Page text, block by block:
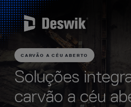
CARVÃO A CÉU ABERTO
Soluções
carvão a céu